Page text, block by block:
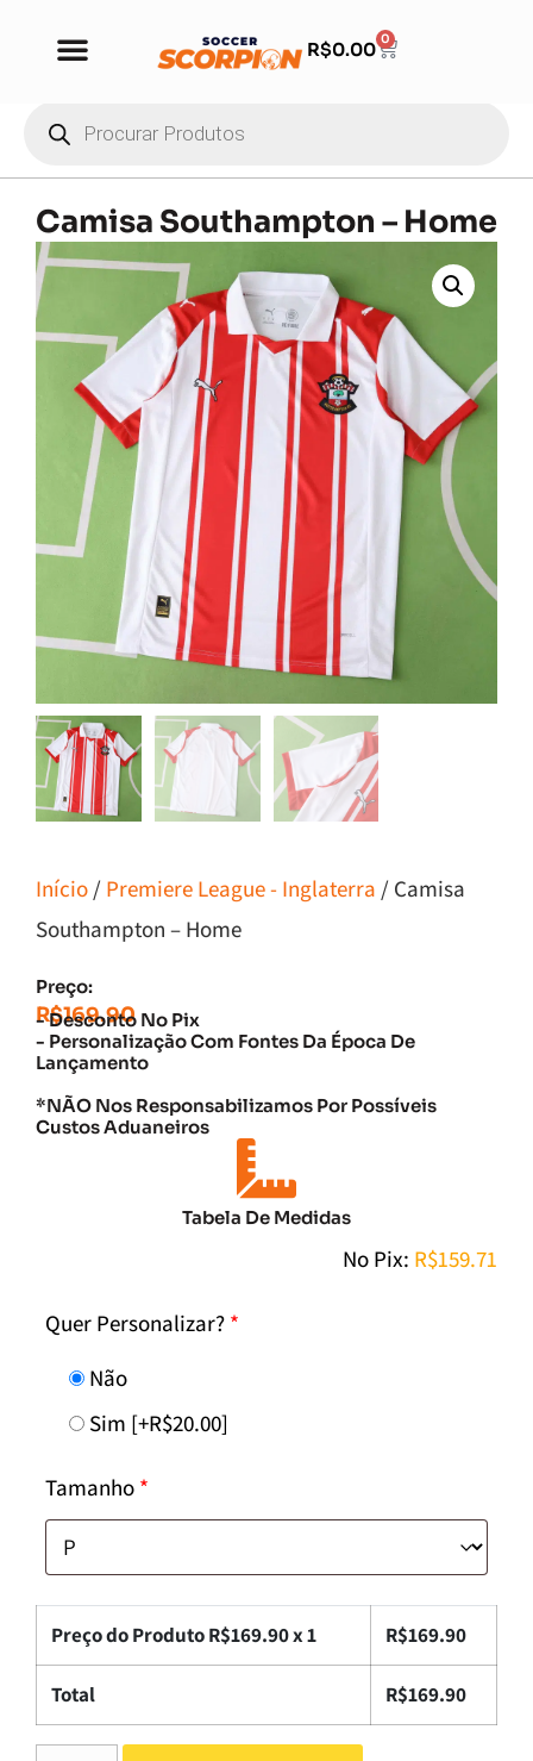
R$0.00 0
Camisa Southampton – Home
Início / Premiere League - Inglaterra / Camisa
Southampton – Home
Preço:
R$169.90
- Desconto No Pix
- Personalização Com Fontes Da Época De
Lançamento
*NÃO Nos Responsabilizamos Por Possíveis
Custos Aduaneiros
Tabela De Medidas
No Pix: R$159.71
Quer Personalizar? *
Não
Sim [+R$20.00]
Tamanho *
Preço do Produto R$169.90x 1 R$169.90
Total R$169.90